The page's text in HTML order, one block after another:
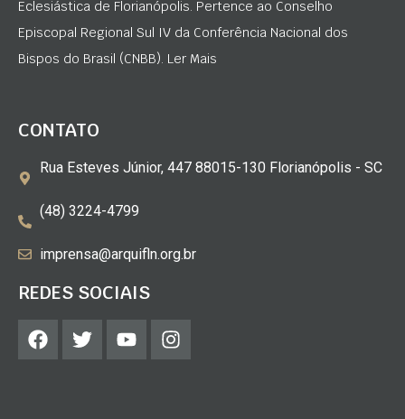
Eclesiástica de Florianópolis. Pertence ao Conselho
Episcopal Regional Sul IV da Conferência Nacional dos
Bispos do Brasil (CNBB). Ler Mais
CONTATO
Rua Esteves Júnior, 447 88015-130 Florianópolis - SC
(48) 3224-4799
imprensa@arquifln.org.br
REDES SOCIAIS